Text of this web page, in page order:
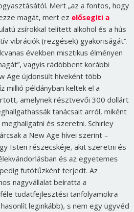
Mert „az a fontos, hogy
magát, mert ez elősegíti a
zsírokkal telített alkohol és a hús
vibrációk (rezgések) gyakoriságát”.
években misztikus élményen
vagyis rádöbbent korábbi
Age újdonsült híveként több
millió példányban keltek el a
amelynek résztvevői 300 dollárt
tanácsait arról, miként
és szeretni. Schirley
a New Age hívei szerint –
Isten részecskéje, akit szeretni és
és az egyetemes
futótűzként terjedt. Az
nagyvállalat beíratta a
tudatfejlesztési tanfolyamokra
leginkább), s nem egy ügyvéd